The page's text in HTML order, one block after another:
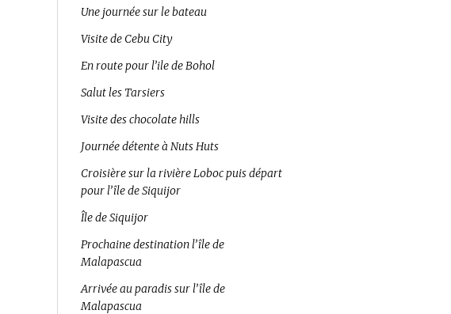
Une journée sur le bateau
Visite de Cebu City
En route pour l’ile de Bohol
Salut les Tarsiers
Visite des chocolate hills
Journée détente à Nuts Huts
Croisière sur la rivière Loboc puis départ
pour l’île de Siquijor
Île de Siquijor
Prochaine destination l’île de
Malapascua
Arrivée au paradis sur l’île de
Malapascua